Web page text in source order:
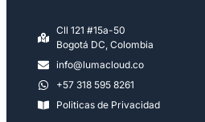
Cll 121 #15a-50
Bogotá DC, Colombia
info@lumacloud.co
+57 318 595 8261
Politicas de Privacidad